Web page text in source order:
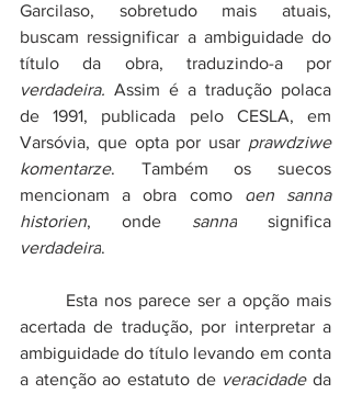
Garcilaso, sobretudo mais atuais,
buscam ressignificar a ambiguidade do
verdadeira. Assim é a tradução polaca
de 1991, publicada pelo CESLA, em
Varsóvia, que opta por usar prawdziwe
komentarze. Também os suecos
mencionam a obra como den sanna
historien, onde sanna
verdadeira.
Esta nos parece ser a opção mais
acertada de tradução, por interpretar a
ambiguidade do título levando em conta
a atenção ao estatuto de veracidade da